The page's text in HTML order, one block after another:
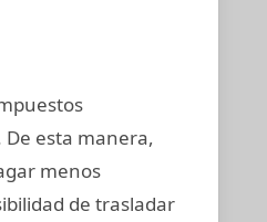
esta manera,
menos
de trasladar